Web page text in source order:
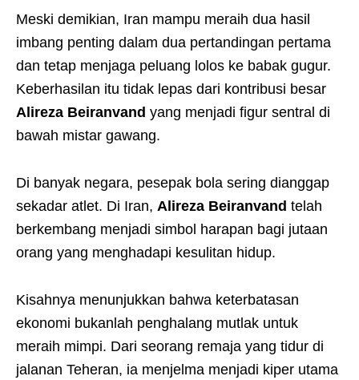
Meski demikian, Iran mampu meraih dua hasil
imbang penting dalam dua pertandingan pertama
dan tetap menjaga peluang lolos ke babak gugur.
Keberhasilan itu tidak lepas dari kontribusi besar
Alireza Beiranvand yang menjadi figur sentral di
bawah mistar gawang.
Di banyak negara, pesepak bola sering dianggap
sekadar atlet. Di Iran, Alireza Beiranvand telah
berkembang menjadi simbol harapan bagi jutaan
orang yang menghadapi kesulitan hidup.
Kisahnya menunjukkan bahwa keterbatasan
ekonomi bukanlah penghalang mutlak untuk
meraih mimpi. Dari seorang remaja yang tidur di
jalanan Teheran, ia menjelma menjadi kiper utama